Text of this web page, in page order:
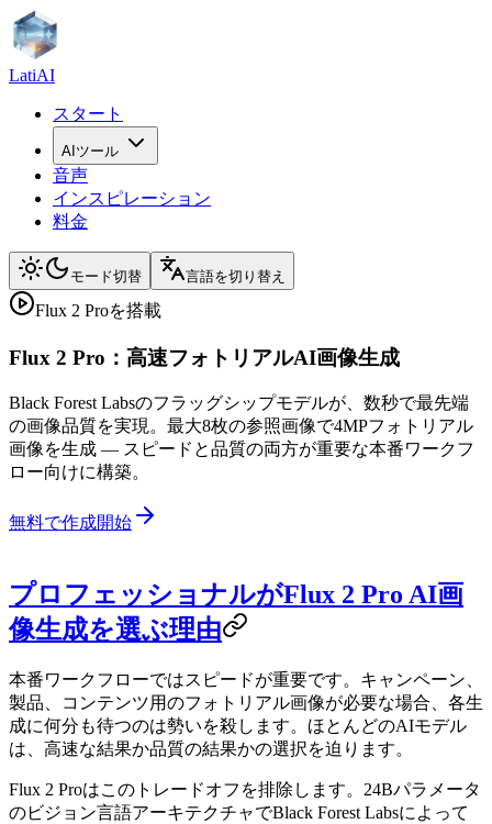
LatiAI
スタート
AIツール
音声
インスピレーション
料金
モード切替 言語を切り替え
Flux 2 Proを搭載
Flux 2 Pro：高速フォトリアルAI画像生成
Black Forest Labsのフラッグシップモデルが、数秒で最先端
の画像品質を実現。最大8枚の参照画像で4MPフォトリアル
画像を生成 — スピードと品質の両方が重要な本番ワークフ
ロー向けに構築。
無料で作成開始
プロフェッショナルがFlux 2 Pro AI画
像生成を選ぶ理由
本番ワークフローではスピードが重要です。キャンペーン、
製品、コンテンツ用のフォトリアル画像が必要な場合、各生
成に何分も待つのは勢いを殺します。ほとんどのAIモデル
は、高速な結果か品質の結果かの選択を迫ります。
Flux 2 Proはこのトレードオフを排除します。24Bパラメータ
のビジョン言語アーキテクチャでBlack Forest Labsによって